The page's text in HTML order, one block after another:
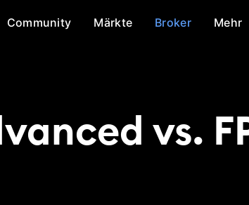
Community Märkte Broker Mehr
vs.